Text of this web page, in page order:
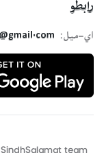
رابطو
اي-ميل:
SindhSalamat